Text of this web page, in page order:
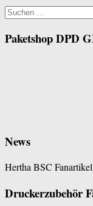
Suchen
nach:
Paketshop DPD
News
Hertha BSC
Druckerzubehör